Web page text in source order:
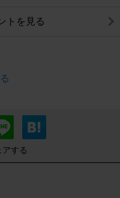
トを見る
アする